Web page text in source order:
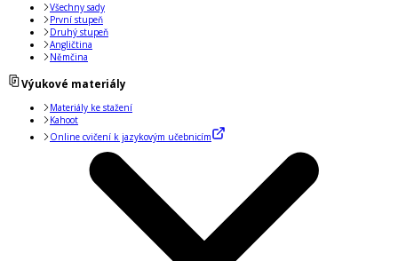
Všechny sady
První stupeň
Druhý stupeň
Angličtina
Němčina
Výukové materiály
Materiály ke stažení
Kahoot
Online cvičení k jazykovým učebnicím